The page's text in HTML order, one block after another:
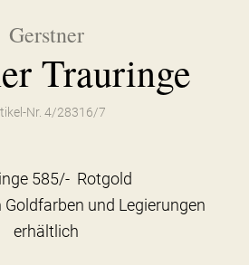
Gerstner
Trauringe
Nr. 4/28316/7
585/- Rotgold
und Legierungen
erhältlich